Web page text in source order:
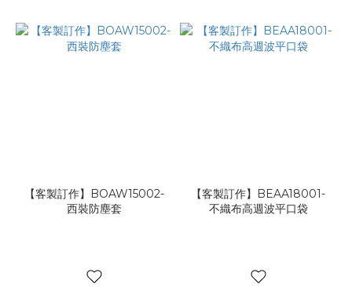
【客製訂作】BOAW15002-
西裝防塵套
【客製訂作】BEAA18001-
不織布高週波平口袋